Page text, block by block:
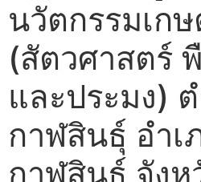
นวัตกรรมเก
(สัตวศาสตร์
และประมง)
กาฬสินธุ์ อำเ
กาฬสินธุ์ จัง